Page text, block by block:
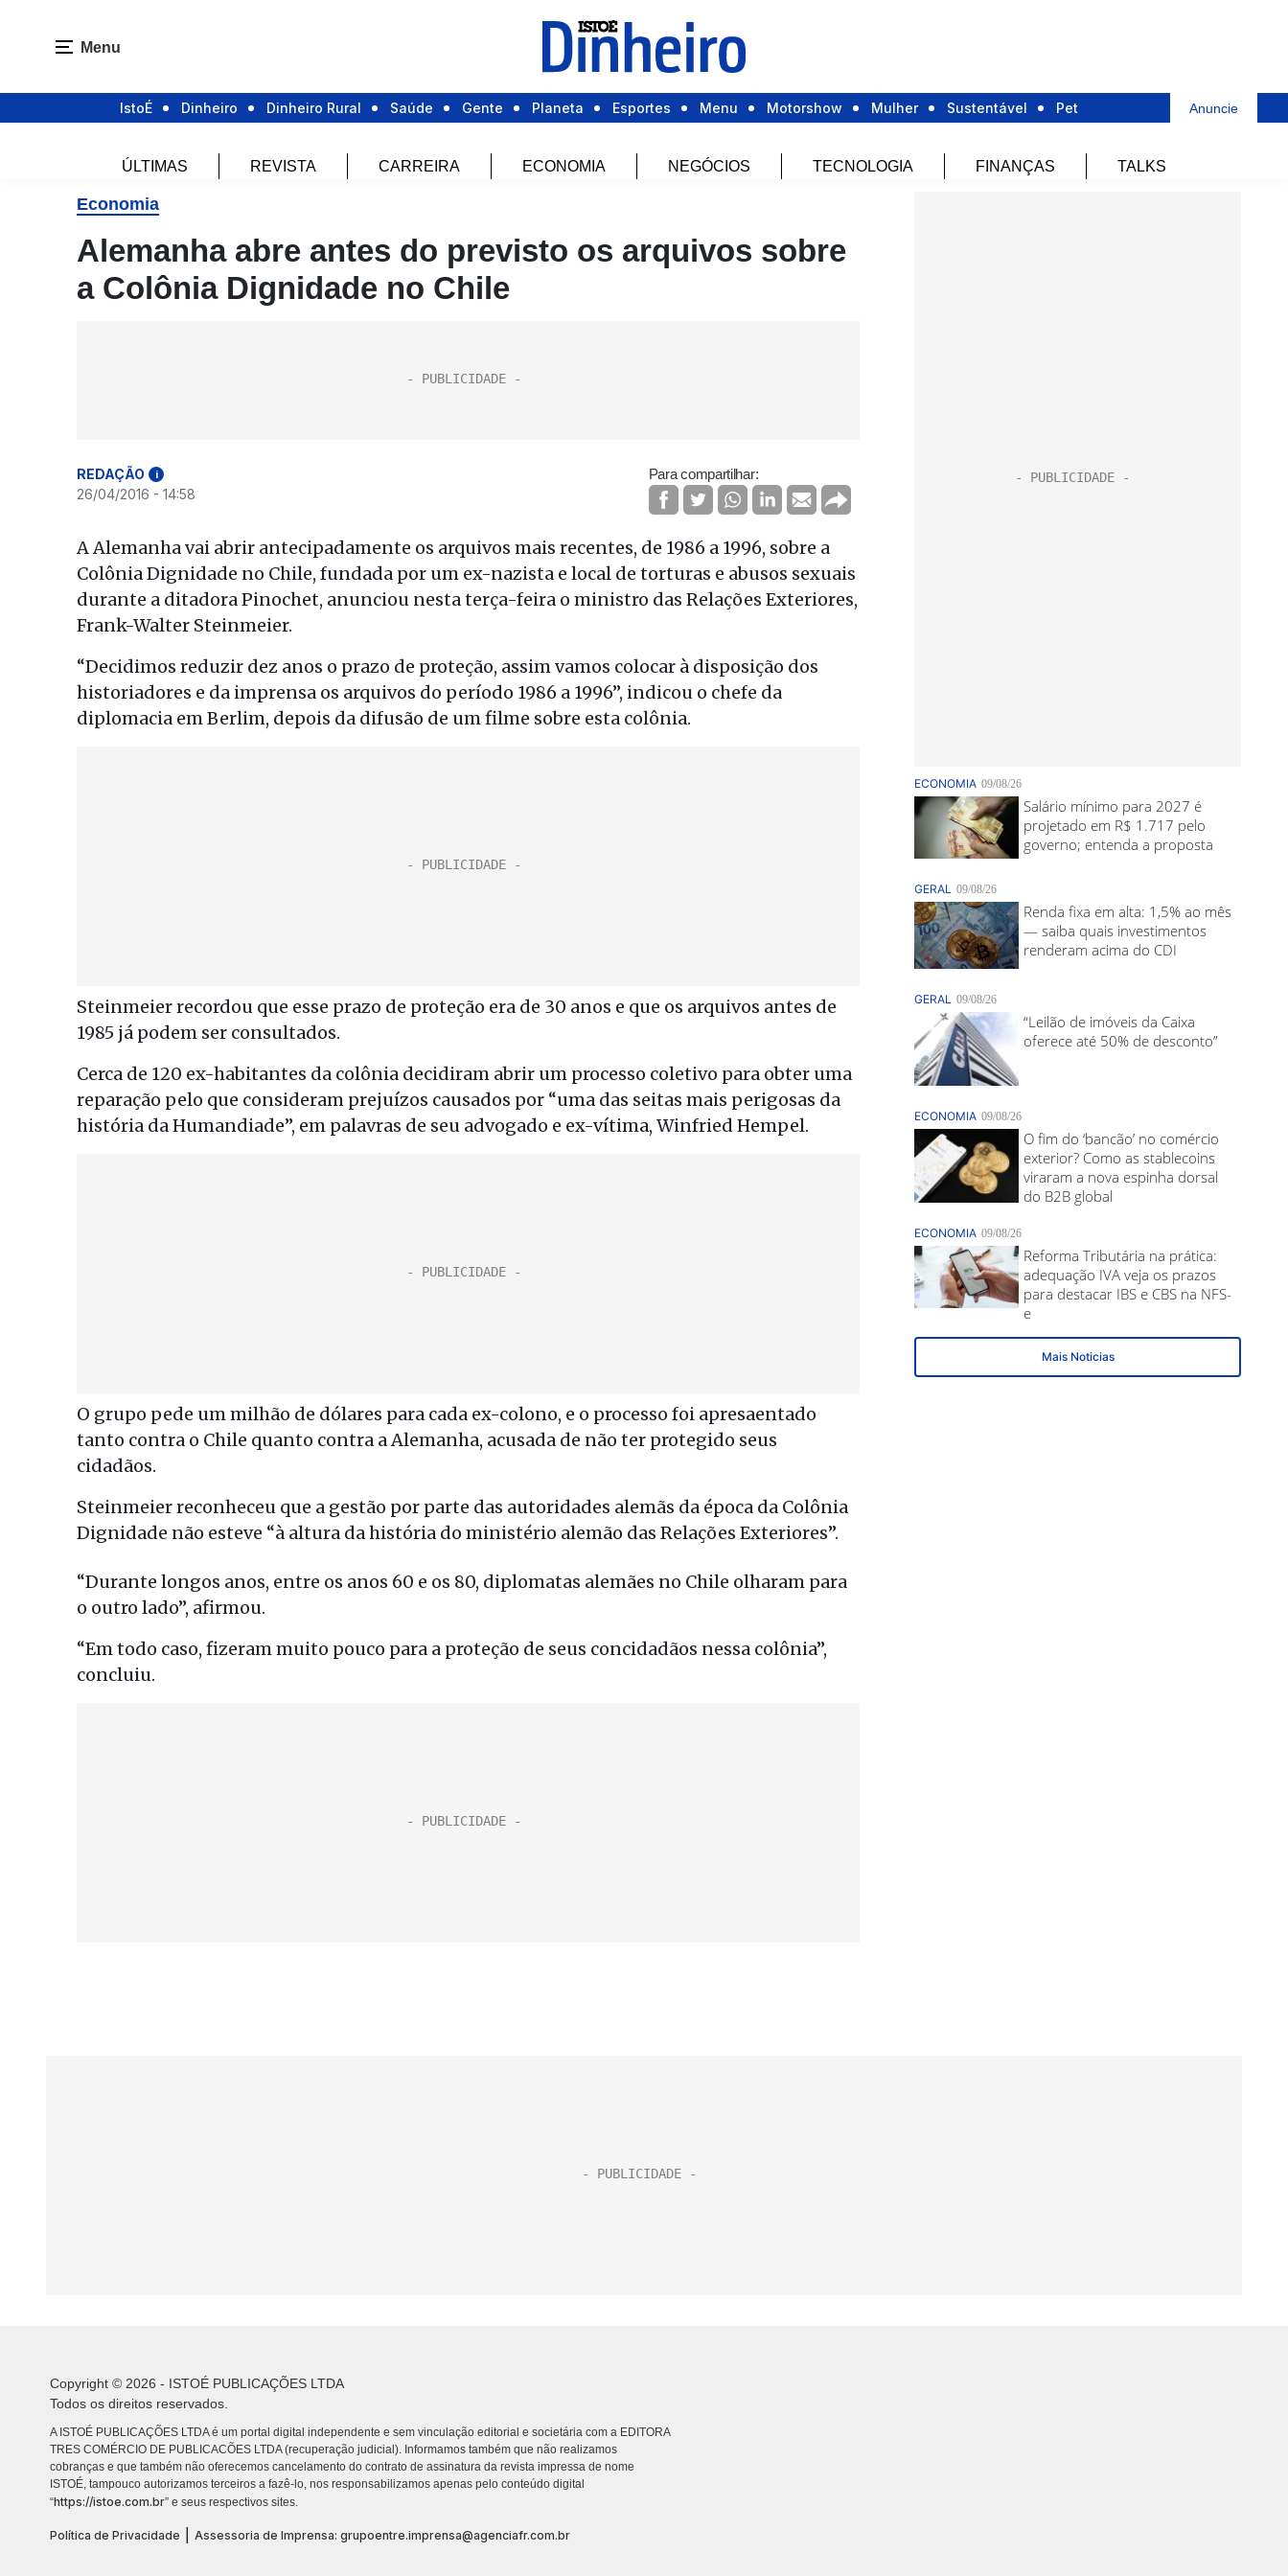
Menu
IstoÉ Dinheiro Dinheiro Rural Saúde Gente Planeta Esportes Menu Motorshow Mulher Sustentável Pet Anuncie
ÚLTIMAS REVISTA CARREIRA ECONOMIA NEGÓCIOS TECNOLOGIA FINANÇAS TALKS
Economia
Alemanha abre antes do previsto os arquivos sobre
a Colônia Dignidade no Chile
REDAÇÃO i
26/04/2016 - 14:58
Para compartilhar:
A Alemanha vai abrir antecipadamente os arquivos mais recentes, de 1986 a 1996, sobre a
Colônia Dignidade no Chile, fundada por um ex-nazista e local de torturas e abusos sexuais
durante a ditadora Pinochet, anunciou nesta terça-feira o ministro das Relações Exteriores,
Frank-Walter Steinmeier.
“Decidimos reduzir dez anos o prazo de proteção, assim vamos colocar à disposição dos
historiadores e da imprensa os arquivos do período 1986 a 1996”, indicou o chefe da
diplomacia em Berlim, depois da difusão de um filme sobre esta colônia.
Steinmeier recordou que esse prazo de proteção era de 30 anos e que os arquivos antes de
1985 já podem ser consultados.
Cerca de 120 ex-habitantes da colônia decidiram abrir um processo coletivo para obter uma
reparação pelo que consideram prejuízos causados por “uma das seitas mais perigosas da
história da Humandiade”, em palavras de seu advogado e ex-vítima, Winfried Hempel.
O grupo pede um milhão de dólares para cada ex-colono, e o processo foi apresaentado
tanto contra o Chile quanto contra a Alemanha, acusada de não ter protegido seus
cidadãos.
Steinmeier reconheceu que a gestão por parte das autoridades alemãs da época da Colônia
Dignidade não esteve “à altura da história do ministério alemão das Relações Exteriores”.
“Durante longos anos, entre os anos 60 e os 80, diplomatas alemães no Chile olharam para
o outro lado”, afirmou.
“Em todo caso, fizeram muito pouco para a proteção de seus concidadãos nessa colônia”,
concluiu.
Copyright © 2026 - ISTOÉ PUBLICAÇÕES LTDA
Todos os direitos reservados.
A ISTOÉ PUBLICAÇÕES LTDA é um portal digital independente e sem vinculação editorial e societária com a EDITORA
TRES COMÉRCIO DE PUBLICACÕES LTDA (recuperação judicial). Informamos também que não realizamos
cobranças e que também não oferecemos cancelamento do contrato de assinatura da revista impressa de nome
ISTOÉ, tampouco autorizamos terceiros a fazê-lo, nos responsabilizamos apenas pelo conteúdo digital
“https://istoe.com.br” e seus respectivos sites.
Política de Privacidade Assessoria de Imprensa: grupoentre.imprensa@agenciafr.com.br